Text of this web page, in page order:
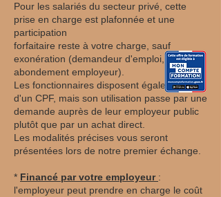
Pour les salariés du secteur privé, cette
prise en charge est plafonnée et une
participation
forfaitaire reste à votre charge, sauf
exonération (demandeur d'emploi,
abondement employeur).
Les fonctionnaires disposent également
d'un CPF, mais son utilisation passe par une
demande auprès de leur employeur public
plutôt que par un achat direct.
Les modalités précises vous seront
présentées lors de notre premier échange.
* Financé par votre employeur :
l'employeur peut prendre en charge le coût